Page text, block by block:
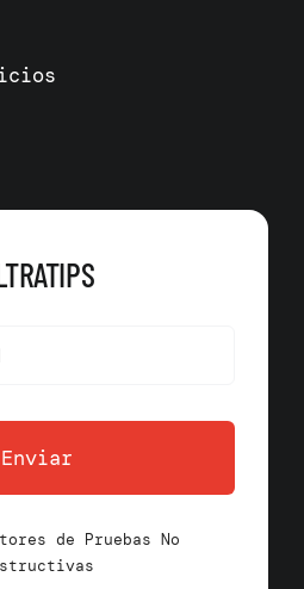
Enviar
de Pruebas No